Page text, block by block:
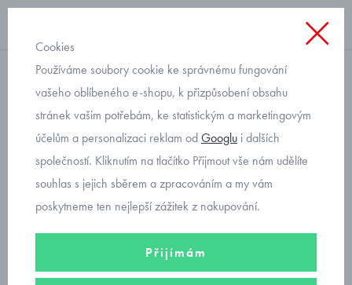
dívčí
dívčí sandály Protetika
Vendy pink
Cookies
Používáme soubory cookie ke správnému fungování
vašeho oblíbeného e-shopu, k přizpůsobení obsahu
stránek vašim potřebám, ke statistickým a marketingovým
účelům a personalizaci reklam odGooglu i dalších
společností. Kliknutím na tlačítko Přijmout vše nám udělíte
souhlas s jejich sběrem a zpracováním a my vám
poskytneme ten nejlepší zážitek z nakupování.
Přijímám